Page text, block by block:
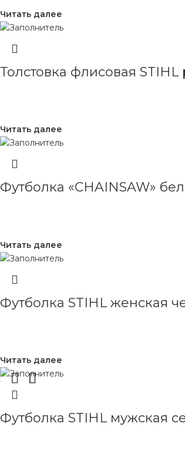
Читать далее
Толстовка флисовая STIHL
Читать далее
Футболка «CHAINSAW»
Читать далее
Футболка STIHL женская
Читать далее
Футболка STIHL мужская